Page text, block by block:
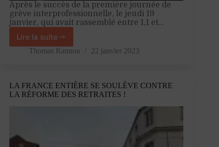
Après le succès de la première journée de
grève interprofessionnelle, le jeudi 19
janvier, qui avait rassemblé entre 1,1 et…
Lire la suite
La
jeunesse
contre
la
Thomas Rannou 22 janvier 2023
LA FRANCE ENTIÈRE SE SOULÈVE CONTRE
LA RÉFORME DES RETRAITES !